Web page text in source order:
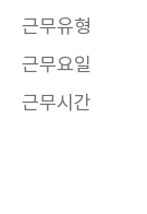
근무유형
근무요일
근무시간